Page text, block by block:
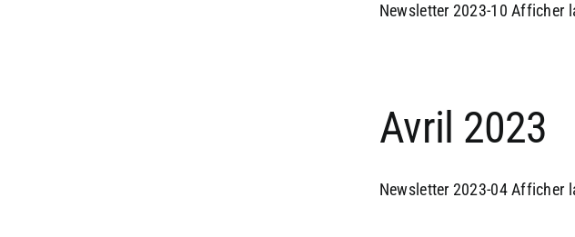
Newsletter 2023-10 Afficher
Avril 2023
Newsletter 2023-04 Afficher